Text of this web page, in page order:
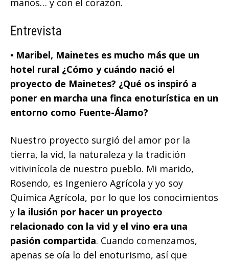
Entrevista
▪️ Maribel, Mainetes es mucho más que un
hotel rural ¿Cómo y cuándo nació el
proyecto de Mainetes? ¿Qué os inspiró a
poner en marcha una finca enoturística en un
entorno como Fuente-Álamo?
Nuestro proyecto surgió del amor por la
tierra, la vid, la naturaleza y la tradición
vitivinícola de nuestro pueblo. Mi marido,
Rosendo, es Ingeniero Agrícola y yo soy
Química Agrícola, por lo que los conocimientos
y la ilusión por hacer un proyecto
relacionado con la vid y el vino era una
pasión compartida. Cuando comenzamos,
apenas se oía lo del enoturismo, así que